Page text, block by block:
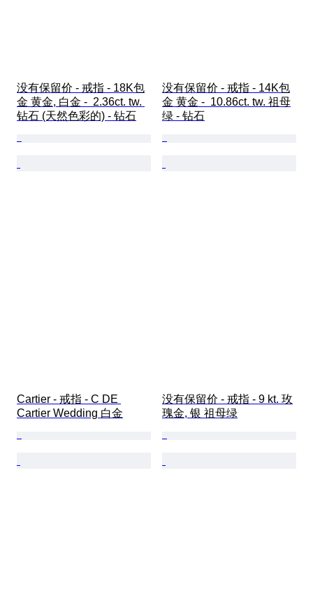
没有保留价 - 戒指 - 18K包
金 黄金, 白金 -  2.36ct. tw.
钻石 (天然色彩的) - 钻石
没有保留价 - 戒指 - 14K包
金 黄金 -  10.86ct. tw. 祖母
绿 - 钻石
Cartier - 戒指 - C DE
Cartier Wedding 白金
没有保留价 - 戒指 - 9 kt. 玫
瑰金, 银 祖母绿